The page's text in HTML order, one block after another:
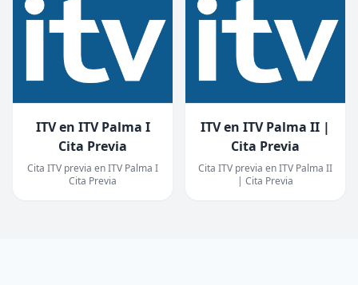
ITV en ITV Palma I
Cita Previa
Cita ITV previa en ITV Palma I
Cita Previa
ITV en ITV Palma II |
Cita Previa
Cita ITV previa en ITV Palma II
| Cita Previa